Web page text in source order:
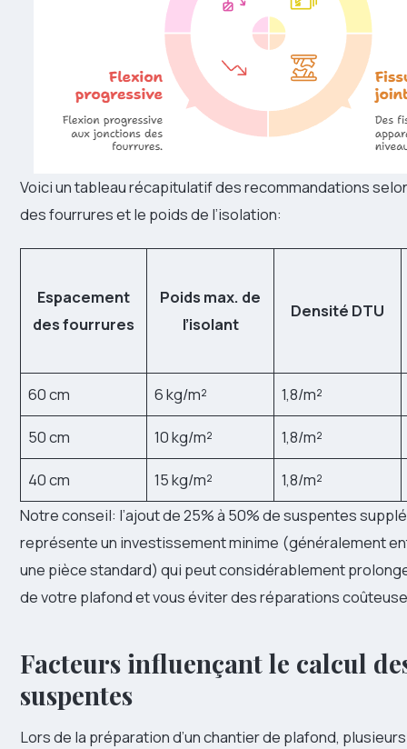
Voici un tableau récapitulatif des recommandations
des fourrures et le poids de l’isolation:
Espacement
des fourrures
Poids max. de
l’isolant
Densité DTU
60 cm 6 kg/m² 1,8/m²
50 cm 10 kg/m² 1,8/m²
40 cm 15 kg/m²
1,8/m²
Notre conseil: l’ajout de 25% à 50% de suspentes
représente un investissement minime (généralement
une pièce standard) qui peut considérablement
de votre plafond et vous éviter des réparations
Facteurs influençant le calcul
suspentes
Lors de la préparation d’un chantier de plafond,